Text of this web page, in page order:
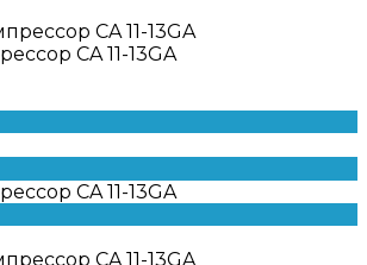
CA 11-13GA
CA 11-13GA